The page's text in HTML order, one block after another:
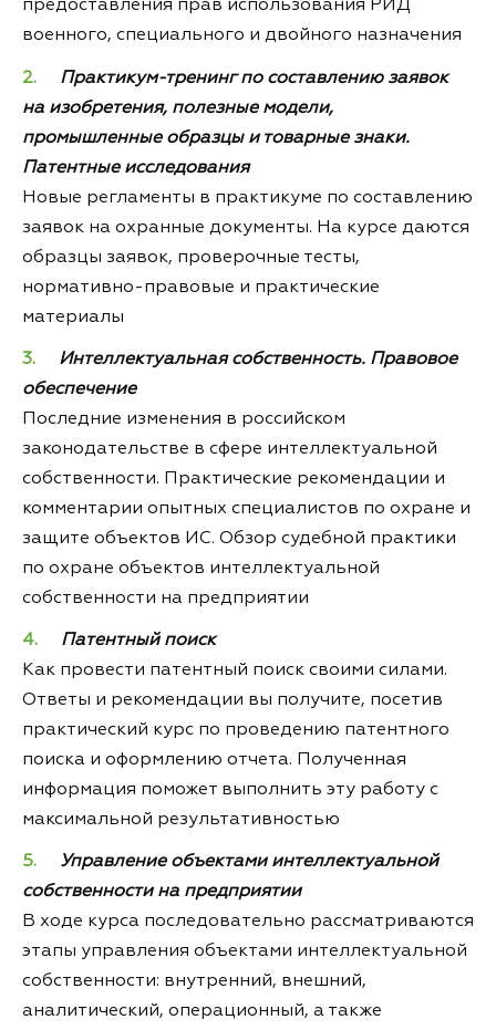
предоставления прав использования РИД
военного, специального и двойного назначения
Практикум-тренинг по составлению заявок
на изобретения, полезные модели,
промышленные образцы и товарные знаки.
Патентные исследования
Новые регламенты в практикуме по составлению
заявок на охранные документы. На курсе даются
образцы заявок, проверочные тесты,
нормативно-правовые и практические
материалы
Интеллектуальная собственность. Правовое
обеспечение
Последние изменения в российском
законодательстве в сфере интеллектуальной
собственности. Практические рекомендации и
комментарии опытных специалистов по охране и
защите объектов ИС. Обзор судебной практики
по охране объектов интеллектуальной
собственности на предприятии
Патентный поиск
Как провести патентный поиск своими силами.
Ответы и рекомендации вы получите, посетив
практический курс по проведению патентного
поиска и оформлению отчета. Полученная
информация поможет выполнить эту работу с
максимальной результативностью
Управление объектами интеллектуальной
собственности на предприятии
В ходе курса последовательно рассматриваются
этапы управления объектами интеллектуальной
собственности: внутренний, внешний,
аналитический, операционный, а также